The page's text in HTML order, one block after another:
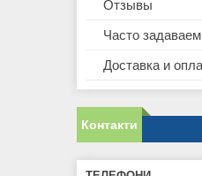
Отзывы
Часто
Доставка и
Контакти